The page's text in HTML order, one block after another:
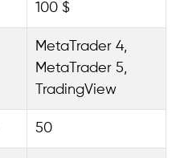
100 $
MetaTrader 4,
MetaTrader 5,
TradingView
50